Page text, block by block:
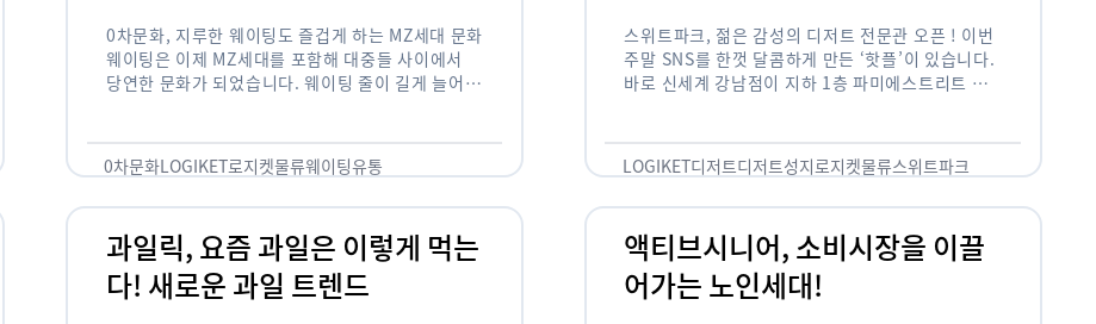
0차문화, 지루한 웨이팅도 즐겁게 하는 MZ세대 문화
웨이팅은 이제 MZ세대를 포함해 대중들 사이에서
당연한 문화가 되었습니다. 웨이팅 줄이 길게 늘어서
0차문화LOGIKET로지켓물류웨이팅유통
스위트파크, 젊은 감성의 디저트 전문관 오픈 ! 이번
주말 SNS를 한껏 달콤하게 만든 ‘핫플’이 있습니다.
바로 신세계 강남점이 지하 1층 파미에스트리트 분
LOGIKET디저트디저트성지로지켓물류스위트파크
과일릭, 요즘 과일은 이렇게 먹는
다! 새로운 과일 트렌드
액티브시니어, 소비시장을 이끌
어가는 노인세대!